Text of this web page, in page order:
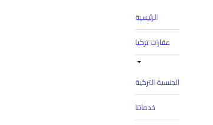
الرئيسية
عقارات تركيا
الجنسية التركية
خدماتنا